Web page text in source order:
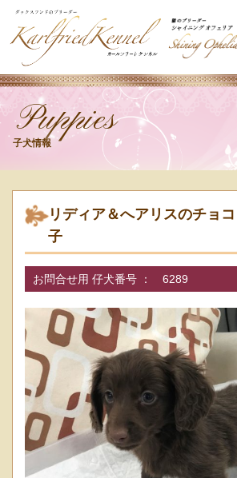
Puppies
子犬情報
リディア＆へアリスのチョ
子
お問合せ用 仔犬番号 ： 6289